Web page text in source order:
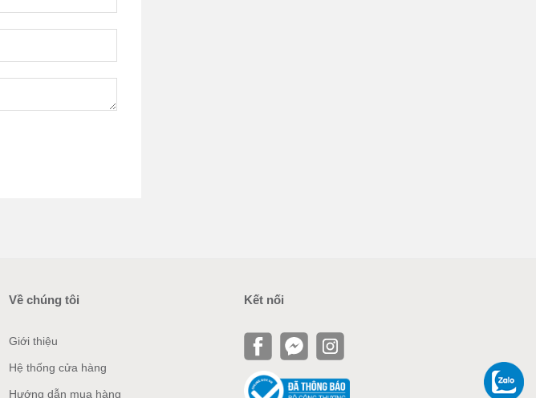
Về chúng tôi
Giới thiệu
Hệ thống cửa hàng
Hướng dẫn mua hàng
Kết nối